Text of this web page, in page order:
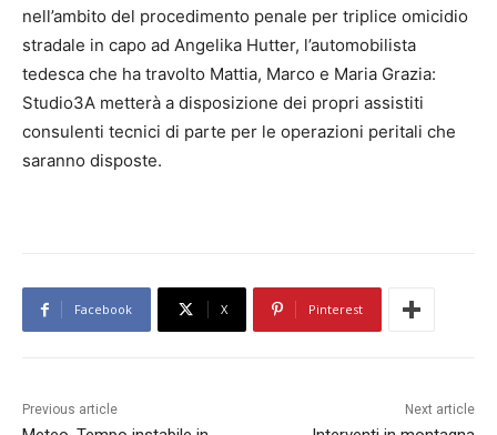
nell’ambito del procedimento penale per triplice omicidio
stradale in capo ad Angelika Hutter, l’automobilista
tedesca che ha travolto Mattia, Marco e Maria Grazia:
Studio3A metterà a disposizione dei propri assistiti
consulenti tecnici di parte per le operazioni peritali che
saranno disposte.
Facebook X Pinterest
Previous article Next article